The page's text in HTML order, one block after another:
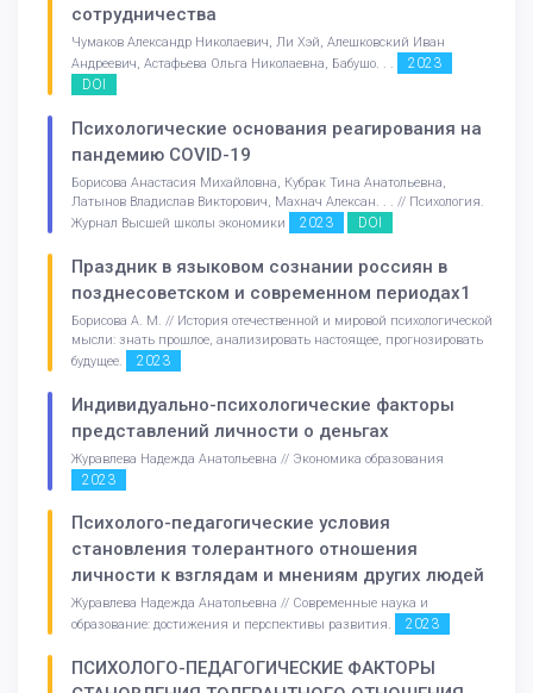
сотрудничества
Чумаков Александр Николаевич, Ли Хэй, Алешковский Иван
Андреевич, Астафьева Ольга Николаевна, Бабушо. . .
2023
DOI
Психологические основания реагирования на
пандемию COVID-19
Борисова Анастасия Михайловна, Кубрак Тина Анатольевна,
Латынов Владислав Викторович, Махнач Алексан. . . // Психология.
Журнал Высшей школы экономики
2023 DOI
Праздник в языковом сознании россиян в
позднесоветском и современном периодах1
Борисова А. М. // История отечественной и мировой психологической
мысли: знать прошлое, анализировать настоящее, прогнозировать
будущее.
2023
Индивидуально-психологические факторы
представлений личности о деньгах
Журавлева Надежда Анатольевна // Экономика образования
2023
Психолого-педагогические условия
становления толерантного отношения
личности к взглядам и мнениям других людей
Журавлева Надежда Анатольевна // Современные наука и
образование: достижения и перспективы развития.
2023
ПСИХОЛОГО-ПЕДАГОГИЧЕСКИЕ ФАКТОРЫ